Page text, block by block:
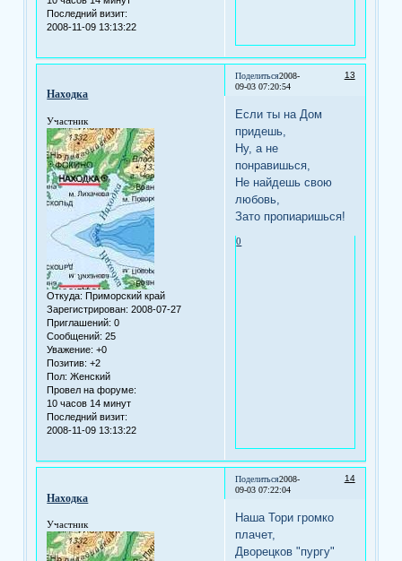
Последний визит:
2008-11-09 13:13:22
Поделиться 13
2008-
09-03 07:20:54
Находка
Участник
Откуда: Приморский край
Зарегистрирован: 2008-07-27
Приглашений: 0
Сообщений: 25
Уважение: +0
Позитив: +2
Пол: Женский
Провел на форуме:
10 часов 14 минут
Последний визит:
2008-11-09 13:13:22
Если ты на Дом
придешь,
Ну, а не
понравишься,
Не найдешь свою
любовь,
Зато пропиаришься!
0
Поделиться 14
2008-
09-03 07:22:04
Находка
Участник
Наша Тори громко
плачет,
Дворецков "пургу"